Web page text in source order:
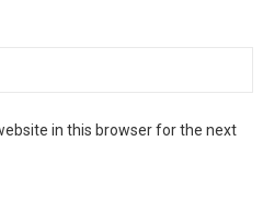
in this browser for the next